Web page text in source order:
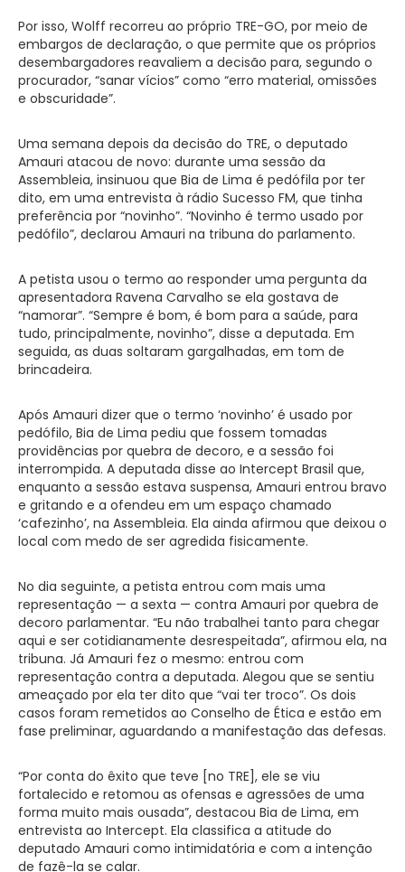
Por isso, Wolff recorreu ao próprio TRE-GO, por meio de
embargos de declaração, o que permite que os próprios
desembargadores reavaliem a decisão para, segundo o
procurador, “sanar vícios” como “erro material, omissões
e obscuridade”.
Uma semana depois da decisão do TRE, o deputado
Amauri atacou de novo: durante uma sessão da
Assembleia, insinuou que Bia de Lima é pedófila por ter
dito, em uma entrevista à rádio Sucesso FM, que tinha
preferência por “novinho”. “Novinho é termo usado por
pedófilo”, declarou Amauri na tribuna do parlamento.
A petista usou o termo ao responder uma pergunta da
apresentadora Ravena Carvalho se ela gostava de
“namorar”. “Sempre é bom, é bom para a saúde, para
tudo, principalmente, novinho”, disse a deputada. Em
seguida, as duas soltaram gargalhadas, em tom de
brincadeira.
Após Amauri dizer que o termo ‘novinho’ é usado por
pedófilo, Bia de Lima pediu que fossem tomadas
providências por quebra de decoro, e a sessão foi
interrompida. A deputada disse ao Intercept Brasil que,
enquanto a sessão estava suspensa, Amauri entrou bravo
e gritando e a ofendeu em um espaço chamado
‘cafezinho’, na Assembleia. Ela ainda afirmou que deixou o
local com medo de ser agredida fisicamente.
No dia seguinte, a petista entrou com mais uma
representação — a sexta — contra Amauri por quebra de
decoro parlamentar. “Eu não trabalhei tanto para chegar
aqui e ser cotidianamente desrespeitada”, afirmou ela, na
tribuna. Já Amauri fez o mesmo: entrou com
representação contra a deputada. Alegou que se sentiu
ameaçado por ela ter dito que “vai ter troco”. Os dois
casos foram remetidos ao Conselho de Ética e estão em
fase preliminar, aguardando a manifestação das defesas.
“Por conta do êxito que teve [no TRE], ele se viu
fortalecido e retomou as ofensas e agressões de uma
forma muito mais ousada”, destacou Bia de Lima, em
entrevista ao Intercept. Ela classifica a atitude do
deputado Amauri como intimidatória e com a intenção
de fazê-la se calar.